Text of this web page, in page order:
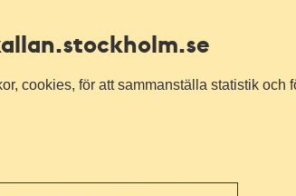
.stockholm.se
cookies, för att sammanställa statistik och